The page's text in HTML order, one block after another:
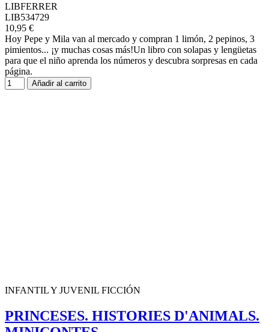
LIBFERRER
LIB534729
10,95 €
Hoy Pepe y Mila van al mercado y compran 1 limón, 2 pepinos, 3
pimientos... ¡y muchas cosas más!Un libro con solapas y lengüetas
para que el niño aprenda los números y descubra sorpresas en cada
página.
Añadir al carrito
INFANTIL Y JUVENIL FICCIÓN
PRINCESES. HISTORIES D'ANIMALS.